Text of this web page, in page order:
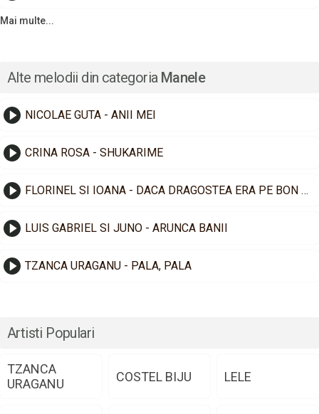
Mai multe...
Alte melodii din categoria Manele
NICOLAE GUTA - ANII MEI
CRINA ROSA - SHUKARIME
FLORINEL SI IOANA - DACA DRAGOSTEA ERA PE BON FISCAL
LUIS GABRIEL SI JUNO - ARUNCA BANII
TZANCA URAGANU - PALA, PALA
Artisti Populari
TZANCA
URAGANU
COSTEL BIJU LELE